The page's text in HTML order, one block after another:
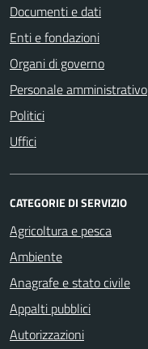
Documenti e dati
Enti e fondazioni
Organi di governo
Personale amministrativo
Politici
Uffici
CATEGORIE DI SERVIZIO
Agricoltura e pesca
Ambiente
Anagrafe e stato civile
Appalti pubblici
Autorizzazioni